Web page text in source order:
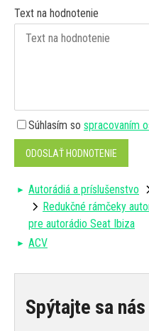
Text na hodnotenie
Súhlasím so spracovaním
ODOSLAŤ HODNOTENIE
Autorádiá a príslušenstvo
Redukčné rámčeky
pre autorádio Seat Ibiza
ACV
Spýtajte sa nás